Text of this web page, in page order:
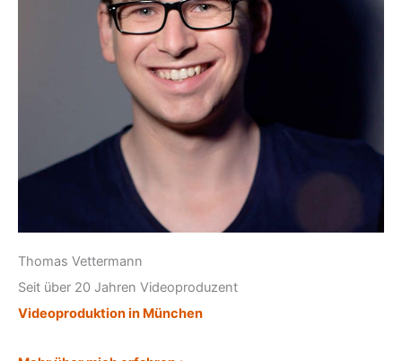
Thomas Vettermann
Seit über 20 Jahren Videoproduzent
Videoproduktion in München